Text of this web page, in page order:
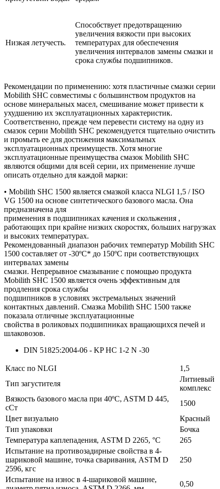
Низкая летучесть.
Способствует предотвращению
увеличения вязкости при высоких
температурах для обеспечения
увеличения интервалов замены смазки и
срока службы подшипников.
Рекомендации по применению: хотя пластичные смазки серии
Mobilith SHC совместимы с большинством продуктов на
основе минеральных масел, смешивание может привести к
ухудшению их эксплуатационных характеристик.
Соответственно, прежде чем перевести систему на одну из
смазок серии Mobilith SHC рекомендуется тщательно очистить
и промыть ее для достижения максимальных
эксплуатационных преимуществ. Хотя многие
эксплуатационные преимущества смазок Mobilith SHC
являются общими для всей серии, их применение лучше
описать отдельно для каждой марки:
• Mobilith SHC 1500 является смазкой класса NLGI 1,5 / ISO
VG 1500 на основе синтетического базового масла. Она
предназначена для
применения в подшипниках качения и скольжения ,
работающих при крайне низких скоростях, больших нагрузках
и высоких температурах.
Рекомендованный диапазон рабочих температур Mobilith SHC
1500 составляет от -30ºC* до 150ºC при соответствующих
интервалах замены
смазки. Непрерывное смазывание с помощью продукта
Mobilith SHC 1500 является очень эффективным для
продления срока службы
подшипников в условиях экстремальных значений
контактных давлений. Смазка Mobilith SHC 1500 также
показала отличные эксплуатационные
свойства в роликовых подшипниках вращающихся печей и
шлаковозов.
DIN 51825:2004-06 - KP HC 1-2 N -30
Класс по NLGI
1,5
Тип загустителя
Литиевый
комплекс
Вязкость базового масла при 40ºC, ASTM D 445,
сСт
1500
Цвет визуально
Красный
Тип упаковки
Бочка
Температура каплепадения, ASTM D 2265, °С
265
Испытание на противозадирные свойства в 4-
шариковой машине, точка сваривания, ASTM D
2596, кгс
250
Испытание на износ в 4-шариковой машине,
0,50